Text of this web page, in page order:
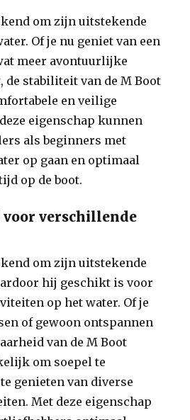
om zijn uitstekende
Of je nu geniet van een
meer avontuurlijke
de stabiliteit van de M Boot
en veilige
eigenschap kunnen
als beginners met
op gaan en optimaal
op de boot.
voor verschillende
om zijn uitstekende
hij geschikt is voor
op het water. Of je
of gewoon ontspannen
van de M Boot
om soepel te
genieten van diverse
Met deze eigenschap